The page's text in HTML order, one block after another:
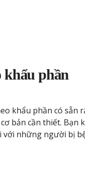
khẩu phần
khẩu phần có sẵn
bản cần thiết.
những người bị